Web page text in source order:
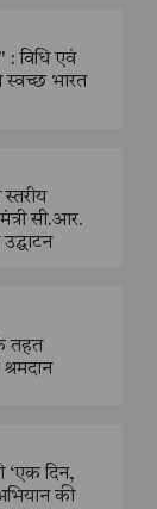
विधि एवं
स्वच्छ भारत
सी.आर.
तहत
‘एक दिन,
की